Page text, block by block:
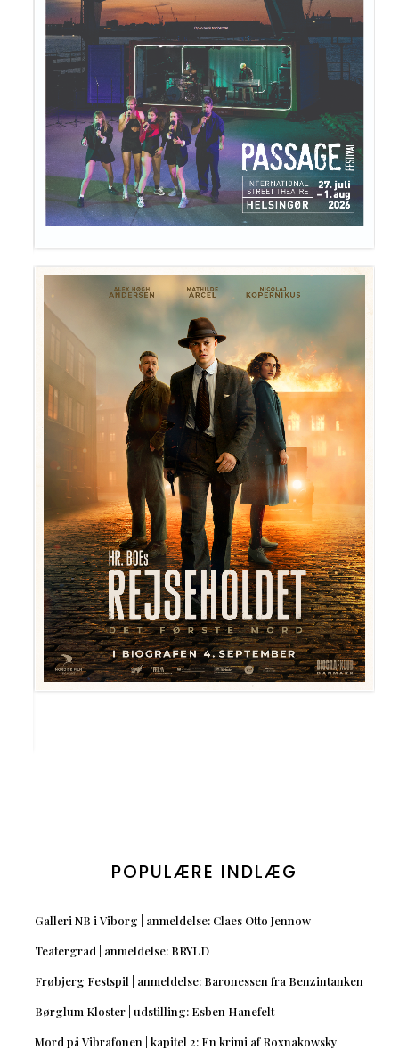
POPULÆRE INDLÆG
Galleri NB i Viborg | anmeldelse: Claes Otto Jennow
Teatergrad | anmeldelse: BRYLD
Frøbjerg Festspil | anmeldelse: Baronessen fra Benzintanken
Børglum Kloster | udstilling: Esben Hanefelt
Mord på Vibrafonen | kapitel 2: En krimi af Roxnakowsky